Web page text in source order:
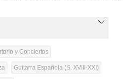
y Conciertos
Guitarra Española (S. XVIII-XXI)